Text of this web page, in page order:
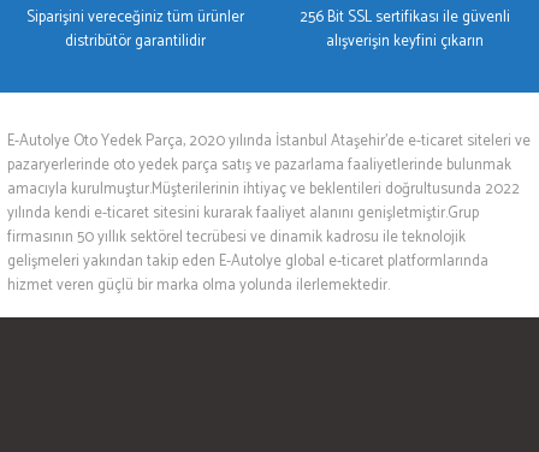
Siparişini vereceğiniz tüm ürünler
distribütör garantilidir
256 Bit SSL sertifikası ile güvenli
alışverişin keyfini çıkarın
E-Autolye Oto Yedek Parça, 2020 yılında İstanbul Ataşehir’de e-ticaret siteleri ve
pazaryerlerinde oto yedek parça satış ve pazarlama faaliyetlerinde bulunmak
amacıyla kurulmuştur.Müşterilerinin ihtiyaç ve beklentileri doğrultusunda 2022
yılında kendi e-ticaret sitesini kurarak faaliyet alanını genişletmiştir.Grup
firmasının 50 yıllık sektörel tecrübesi ve dinamik kadrosu ile teknolojik
gelişmeleri yakından takip eden E-Autolye global e-ticaret platformlarında
hizmet veren güçlü bir marka olma yolunda ilerlemektedir.